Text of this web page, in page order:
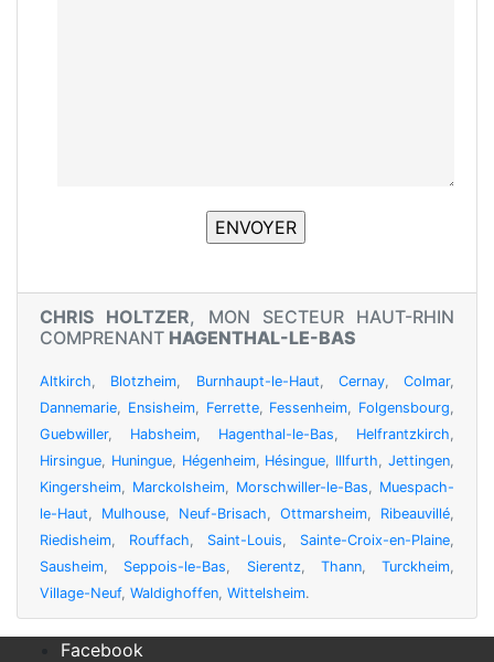
CHRIS HOLTZER, MON SECTEUR HAUT-RHIN
COMPRENANT HAGENTHAL-LE-BAS
Altkirch, Blotzheim, Burnhaupt-le-Haut, Cernay, Colmar,
Dannemarie, Ensisheim, Ferrette, Fessenheim, Folgensbourg,
Guebwiller, Habsheim, Hagenthal-le-Bas, Helfrantzkirch,
Hirsingue, Huningue, Hégenheim, Hésingue, Illfurth,Jettingen,
Kingersheim, Marckolsheim, Morschwiller-le-Bas, Muespach-
le-Haut, Mulhouse, Neuf-Brisach, Ottmarsheim, Ribeauvillé,
Riedisheim, Rouffach, Saint-Louis, Sainte-Croix-en-Plaine,
Sausheim, Seppois-le-Bas, Sierentz, Thann, Turckheim,
Village-Neuf, Waldighoffen, Wittelsheim.
Facebook